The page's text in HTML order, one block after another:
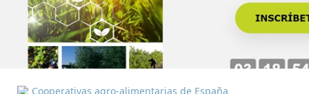
Cooperativas agro-alimentarias de España